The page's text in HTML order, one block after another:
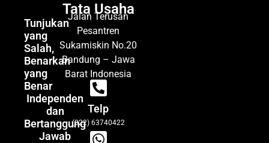
Tunjukan
yang
Salah,
Benarkan
yang
Benar
Independen
dan
Bertanggung
Jawab
Tata Usaha
Jalan Terusan
Pesantren
Sukamiskin No.20
Bandung – Jawa
Barat Indonesia
Telp
(022) 63740422